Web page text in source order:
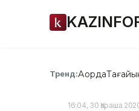
Тренд:Ақорда
16:04, 30 Қараша